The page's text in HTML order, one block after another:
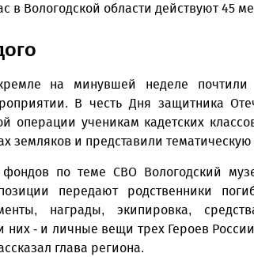
в Вологодской области действуют 45
на минувшей неделе
В честь Дня защитника
операции ученикам кадетских
земляков и представили тематическую
по теме СВО Вологодский
передают родственники
награды, экипировка,
них - и личные вещи трех Героев
глава региона.